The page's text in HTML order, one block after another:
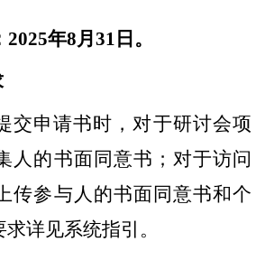
年8月31日。
交申请书时，对于研讨会项
人的书面同意书；对于访问
传参与人的书面同意书和个
详见系统指引。